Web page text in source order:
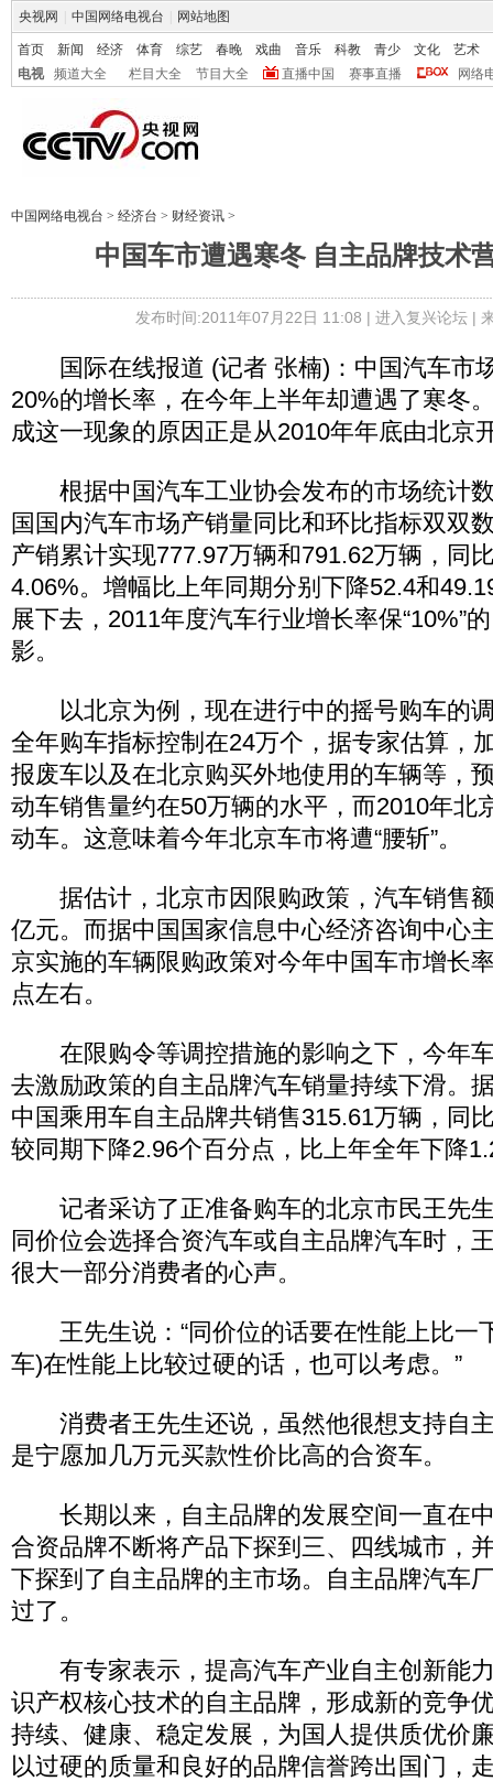
央视网 中国网络电视台 网站地图
首页 新闻 经济 体育 综艺 春晚 戏曲 音乐 科教 青少 文化
艺术
电视
频道大全 栏目大全 节目大全 直播中国 赛事直播 网络
中国网络电视台 > 经济台 > 财经资讯 >
中国车市遭遇寒冬 自主品牌技术
发布时间:2011年07月22日 11:08 | 进入复兴论坛|
国际在线报道 (记者 张楠)：中国汽车市
20%的增长率，在今年上半年却遭遇了寒冬
成这一现象的原因正是从2010年年底由北京
根据中国汽车工业协会发布的市场统计
国国内汽车市场产销量同比和环比指标双双
产销累计实现777.97万辆和791.62万辆，同
4.06%。增幅比上年同期分别下降52.4和
展下去，2011年度汽车行业增长率保“10%”
影。
以北京为例，现在进行中的摇号购车的
全年购车指标控制在24万个，据专家估算，
报废车以及在北京购买外地使用的车辆等，
动车销售量约在50万辆的水平，而2010年北
动车。这意味着今年北京车市将遭“腰斩”。
据估计，北京市因限购政策，汽车销售额
亿元。而据中国国家信息中心经济咨询中心
京实施的车辆限购政策对今年中国车市增长
点左右。
在限购令等调控措施的影响之下，今年
去激励政策的自主品牌汽车销量持续下滑。
中国乘用车自主品牌共销售315.61万辆，同
较同期下降2.96个百分点，比上年全年下降
记者采访了正准备购车的北京市民王先
同价位会选择合资汽车或自主品牌汽车时，
很大一部分消费者的心声。
王先生说：“同价位的话要在性能上比一
车)在性能上比较过硬的话，也可以考虑。”
消费者王先生还说，虽然他很想支持自
是宁愿加几万元买款性价比高的合资车。
长期以来，自主品牌的发展空间一直在
合资品牌不断将产品下探到三、四线城市，
下探到了自主品牌的主市场。自主品牌汽车
过了。
有专家表示，提高汽车产业自主创新能
识产权核心技术的自主品牌，形成新的竞争
持续、健康、稳定发展，为国人提供质优价
以过硬的质量和良好的品牌信誉跨出国门，